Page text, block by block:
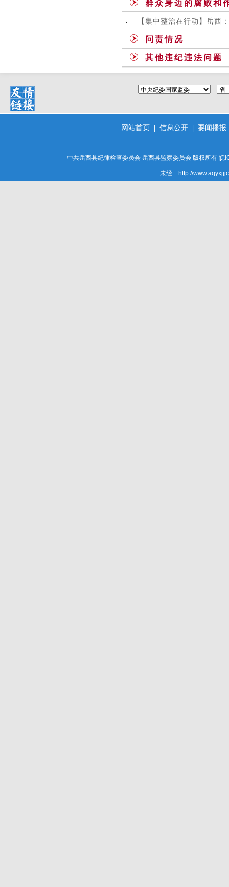
群众身边的腐败和
【集中整治在行动】岳西
问责情况
其他违纪违法问题
网站首页 信息公开 要闻播报
中共岳西县纪律检查委员会 岳西县监察委员会 版权所有皖
未经 http://